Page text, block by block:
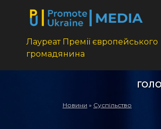
Лауреат Премії європейського
громадянина
Новини » Суспільство